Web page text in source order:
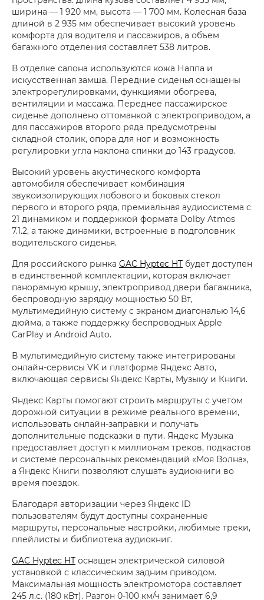
ширина — 1 920 мм, высота — 1 700 мм. Колесная база
длиной в 2 935 мм обеспечивает высокий уровень
комфорта для водителя и пассажиров, а объем
багажного отделения составляет 538 литров.
В отделке салона используются кожа Наппа и
искусственная замша. Передние сиденья оснащены
электрорегулировками, функциями обогрева,
вентиляции и массажа. Переднее пассажирское
сиденье дополнено оттоманкой с электроприводом, а
для пассажиров второго ряда предусмотрены
складной столик, опора для ног и возможность
регулировки угла наклона спинки до 143 градусов.
Высокий уровень акустического комфорта
автомобиля обеспечивает комбинация
звукоизолирующих лобового и боковых стекол
первого и второго ряда, премиальная аудиосистема с
21 динамиком и поддержкой формата Dolby Atmos
7.1.2, а также динамики, встроенные в подголовник
водительского сиденья.
Для российского рынка GAC Hyptec HT будет доступен
в единственной комплектации, которая включает
панорамную крышу, электропривод двери багажника,
беспроводную зарядку мощностью 50 Вт,
мультимедийную систему с экраном диагональю 14,6
дюйма, а также поддержку беспроводных Apple
CarPlay и Android Auto.
В мультимедийную систему также интегрированы
онлайн-сервисы VK и платформа Яндекс Авто,
включающая сервисы Яндекс Карты, Музыку и Книги.
Яндекс Карты помогают строить маршруты с учетом
дорожной ситуации в режиме реального времени,
использовать онлайн-заправки и получать
дополнительные подсказки в пути. Яндекс Музыка
предоставляет доступ к миллионам треков, подкастов
и системе персональных рекомендаций «Моя Волна»,
а Яндекс Книги позволяют слушать аудиокниги во
время поездок.
Благодаря авторизации через Яндекс ID
пользователям будут доступны сохраненные
маршруты, персональные настройки, любимые треки,
плейлисты и библиотека аудиокниг.
GAC Hyptec HT оснащен электрической силовой
установкой с классическим задним приводом.
Максимальная мощность электромотора составляет
245 л.с. (180 кВт). Разгон 0-100 км/ч занимает 6,9